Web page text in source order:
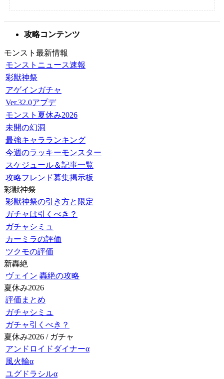
攻略コンテンツ
モンスト最新情報
モンストニュース速報
彩獣神祭
アゲインガチャ
Ver.32.0アプデ
モンスト夏休み2026
未開の幻洞
最強キャラランキング
今週のラッキーモンスター
スケジュール＆記事一覧
攻略フレンド募集掲示板
彩獣神祭
彩獣神祭の引き方と限定
ガチャは引くべき？
ガチャシミュ
カーミラの評価
ツクモの評価
新轟絶
ヴェイン 轟絶の攻略
夏休み2026
評価まとめ
ガチャシミュ
ガチャ引くべき？
夏休み2026 / ガチャ
アンドロイドダイナーα
風火輪α
ユグドラシルα